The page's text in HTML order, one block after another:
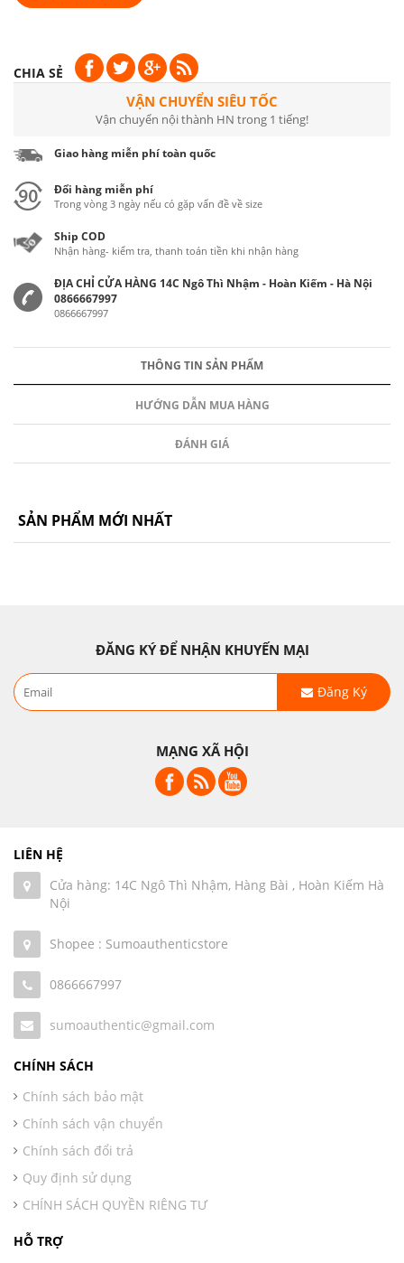
CHIA SẺ
VẬN CHUYỂN SIÊU TỐC
Vận chuyển nội thành HN trong 1 tiếng!
Giao hàng miễn phí toàn quốc
Đổi hàng miễn phí
Trong vòng 3 ngày nếu có gặp vấn đề về size
Ship COD
Nhận hàng- kiểm tra, thanh toán tiền khi nhận hàng
ĐỊA CHỈ CỬA HÀNG 14C Ngô Thì Nhậm - Hoàn Kiếm - Hà Nội
0866667997
0866667997
THÔNG TIN SẢN PHẨM
HƯỚNG DẪN MUA HÀNG
ĐÁNH GIÁ
SẢN PHẨM MỚI NHẤT
ĐĂNG KÝ ĐỂ NHẬN KHUYẾN MẠI
Đăng Ký
MẠNG XÃ HỘI
LIÊN HỆ
Cửa hàng: 14C Ngô Thì Nhậm, Hàng Bài , Hoàn Kiếm Hà
Nội
Shopee : Sumoauthenticstore
0866667997
sumoauthentic@gmail.com
CHÍNH SÁCH
Chính sách bảo mật
Chính sách vận chuyển
Chính sách đổi trả
Quy định sử dụng
CHÍNH SÁCH QUYỀN RIÊNG TƯ
HỖ TRỢ